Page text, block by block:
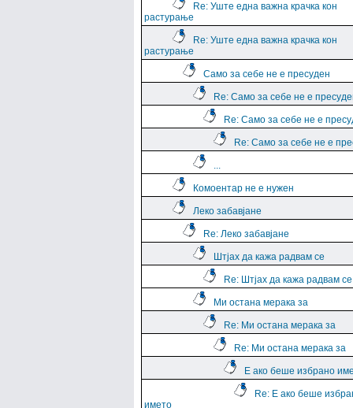
Re: Уште една важна крачка кон
растурање
Re: Уште една важна крачка кон
растурање
Само за себе не е пресуден
Re: Само за себе не е
Re: Само за себе не е
Re: Само за себе не е
...
Комоентар не е нужен
Леко забавјане
Re: Леко забавјане
Штјах да кажа радвам се
Re: Штјах да кажа радвам се
Ми остана мерака за
Re: Ми остана мерака за
Re: Ми остана мерака за
Е ако беше избрано
Re: Е ако беше
името